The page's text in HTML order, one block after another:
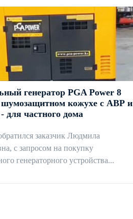
генератор PGA Power 8
кожухе с АВР и
частного дома
заказчик Людмила
с запросом на покупку
генераторного устройства...